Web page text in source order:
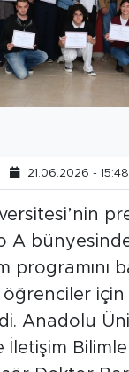
21.06.2026 - 15:48
A
programını
Anadolu
İletişim